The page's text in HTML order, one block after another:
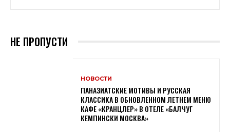
НЕ ПРОПУСТИ
НОВОСТИ
ПАНАЗИАТСКИЕ МОТИВЫ И РУССКАЯ
КЛАССИКА В ОБНОВЛЕННОМ ЛЕТНЕМ МЕНЮ
КАФЕ «КРАНЦЛЕР» В ОТЕЛЕ «БАЛЧУГ
КЕМПИНСКИ МОСКВА»